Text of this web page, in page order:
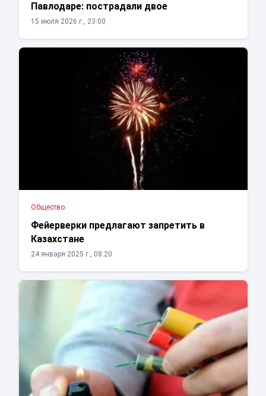
Павлодаре: пострадали двое
15 июля 2026 г., 23:00
Общество
Фейерверки предлагают запретить в
Казахстане
24 января 2025 г., 08:20